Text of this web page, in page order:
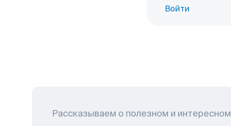
Войти
Рассказываем о полезном и интересном